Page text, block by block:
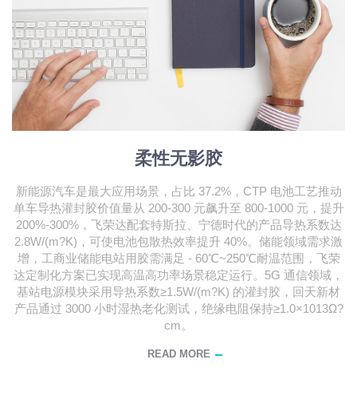
柔性无影胶
新能源汽车是最大应用场景，占比 37.2%，CTP 电池工艺推动
单车导热灌封胶价值量从 200-300 元飙升至 800-1000 元，提升
200%-300%，飞荣达配套特斯拉、宁德时代的产品导热系数达
2.8W/(m?K)，可使电池包散热效率提升 40%。储能领域需求激
增，工商业储能电站用胶需满足 - 60℃~250℃耐温范围，飞荣
达定制化方案已实现高温高功率场景稳定运行。5G 通信领域，
基站电源模块采用导热系数≥1.5W/(m?K) 的灌封胶，回天新材
产品通过 3000 小时湿热老化测试，绝缘电阻保持≥1.0×1013Ω?
cm。
READ MORE